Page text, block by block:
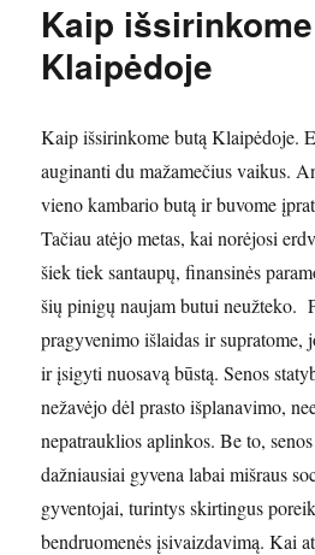
Kaip
Klaipėdoje
Kaip išsirinkome butą Klaipėdoje.
auginanti du mažamečius vaikus.
vieno kambario butą ir buvome
Tačiau atėjo metas, kai norėjosi
šiek tiek santaupų, finansinės
šių pinigų naujam butui neužteko.
pragyvenimo išlaidas ir supratome,
ir įsigyti nuosavą būstą. Senos
nežavėjo dėl prasto išplanavimo,
nepatrauklios aplinkos. Be to,
dažniausiai gyvena labai mišraus
gyventojai, turintys skirtingus
bendruomenės įsivaizdavimą. Kai